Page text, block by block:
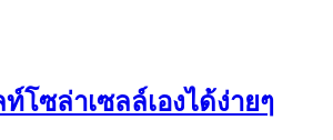
โซล่าเซลล์เองได้ง่ายๆ